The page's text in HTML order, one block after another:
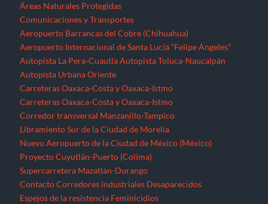
Áreas Naturales Protegidas
Comunicaciones y Transportes
Aeropuerto Barrancas del Cobre (Chihuahua)
Aeropuerto Internacional de Santa Lucía “Felipe Ángeles”
Autopista La Pera-Cuautla Autopista Toluca-Naucalpán
Autopista Urbana Oriente
Carreteras Oaxaca-Costa y Oaxaca-Istmo
Carreteras Oaxaca-Costa y Oaxaca-Istmo
Corredor transversal Manzanillo-Tampico
Libramiento Sur de la Ciudad de Morelia
Nuevo Aeropuerto de la Ciudad de México (México)
Proyecto Cuyutlán-Puerto (Colima)
Supercarretera Mazatlán-Durango
Contacto Corredores industriales Desaparecidos
Espejos de la resistencia Feminicidios